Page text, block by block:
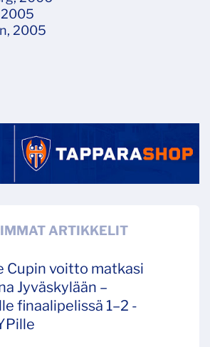
2005
2005
ARTIKKELIT
Cupin voitto matkasi
Jyväskylään –
finaalipelissä 1–2 -